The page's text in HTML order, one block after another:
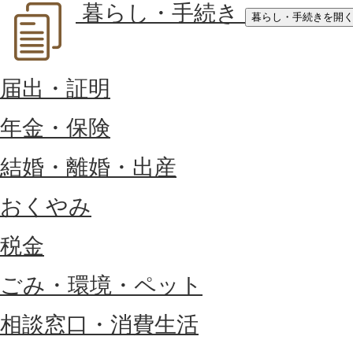
索
暮らし・手続き 暮らし・手続きを開く
届出・証明
年金・保険
結婚・離婚・出産
おくやみ
税金
ごみ・環境・ペット
相談窓口・消費生活